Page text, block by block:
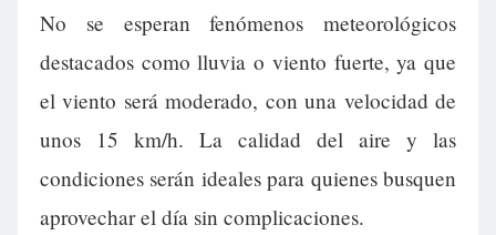
No se esperan fenómenos meteorológicos
destacados como lluvia o viento fuerte, ya que
el viento será moderado, con una velocidad de
unos 15 km/h. La calidad del aire y las
condiciones serán ideales para quienes busquen
aprovechar el día sin complicaciones.